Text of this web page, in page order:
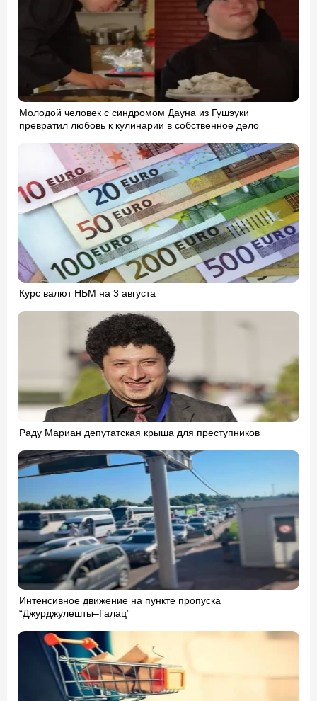
Молодой человек с синдромом Дауна из Гушэуки
превратил любовь к кулинарии в собственное дело
Курс валют НБМ на 3 августа
Раду Мариан депутатская крыша для преступников
Интенсивное движение на пункте пропуска
“Джурджулешты–Галац”